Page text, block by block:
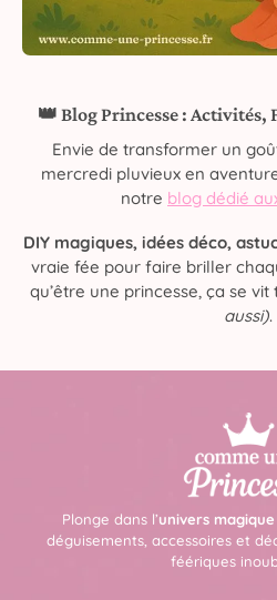
👑 Blog Princesse : Activités,
Envie de transformer un
mercredi pluvieux en
notre blog dédié
DIY magiques, idées déco,
vraie fée pour faire briller
qu’être une princesse, ça se
aussi).
Plonge dans l’univers
déguisements, accessoires et
féériques